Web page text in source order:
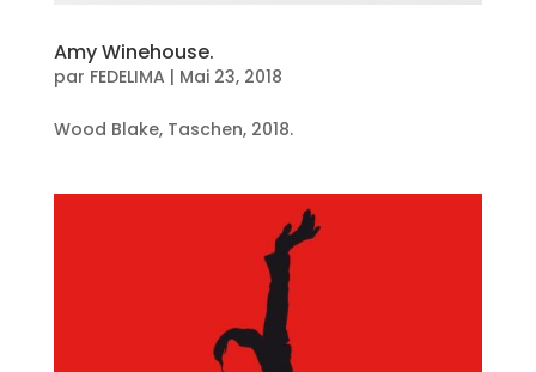
Amy Winehouse.
par FEDELIMA | Mai 23, 2018
Wood Blake, Taschen, 2018.